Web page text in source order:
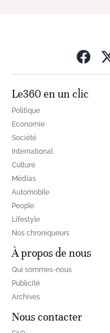
Le360 en un clic
Politique
Economie
Société
International
Culture
Médias
Automobile
People
Lifestyle
Nos chroniqueurs
À propos de nous
Qui sommes-nous
Publicité
Archives
Nous contacter